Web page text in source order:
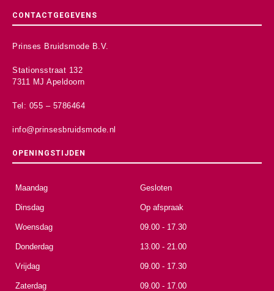
CONTACTGEGEVENS
Prinses Bruidsmode B.V.
Stationsstraat 132
7311 MJ Apeldoorn
Tel: 055 – 5786464
info@prinsesbruidsmode.nl
OPENINGSTIJDEN
Maandag Gesloten
Dinsdag Op afspraak
Woensdag 09.00 - 17.30
Donderdag 13.00 - 21.00
Vrijdag 09.00 - 17.30
Zaterdag 09.00 - 17.00